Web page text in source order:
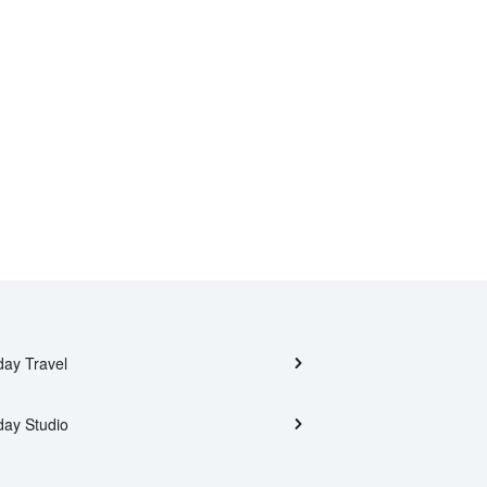
Travel
Studio